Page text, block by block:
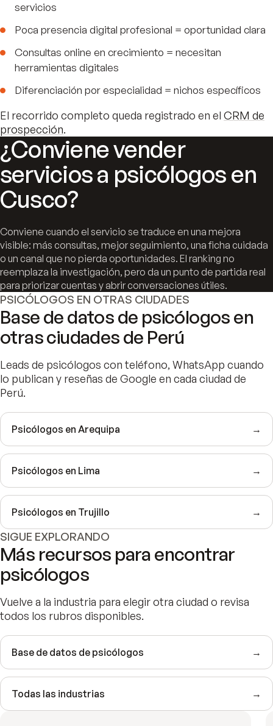
servicios
Poca presencia digital profesional = oportunidad clara
Consultas online en crecimiento = necesitan
herramientas digitales
Diferenciación por especialidad = nichos específicos
El recorrido completo queda registrado en el CRM de
prospección.
¿Conviene vender
servicios a psicólogos en
Cusco?
Conviene cuando el servicio se traduce en una mejora
visible: más consultas, mejor seguimiento, una ficha cuidada
o un canal que no pierda oportunidades. El ranking no
reemplaza la investigación, pero da un punto de partida real
para priorizar cuentas y abrir conversaciones útiles.
PSICÓLOGOS EN OTRAS CIUDADES
Base de datos de psicólogos en
otras ciudades de Perú
Leads de psicólogos con teléfono, WhatsApp cuando
lo publican y reseñas de Google en cada ciudad de
Perú.
Psicólogos en Arequipa →
Psicólogos en Lima →
Psicólogos en Trujillo →
SIGUE EXPLORANDO
Más recursos para encontrar
psicólogos
Vuelve a la industria para elegir otra ciudad o revisa
todos los rubros disponibles.
Base de datos de psicólogos →
Todas las industrias →